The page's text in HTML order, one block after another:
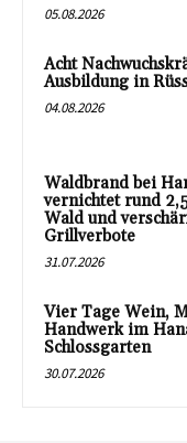
05.08.2026
Acht
Ausbildung in
04.08.2026
Waldbrand bei
vernichtet rund
Wald und
Grillverbote
31.07.2026
Vier Tage Wein,
Handwerk im
Schlossgarten
30.07.2026